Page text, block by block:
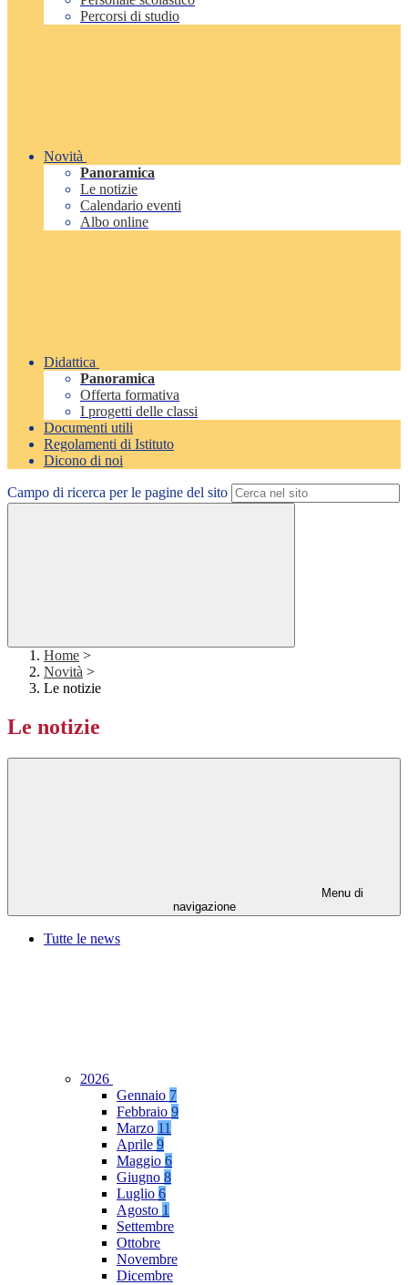
Percorsi di studio
Novità
Panoramica
Le notizie
Calendario eventi
Albo online
Didattica
Panoramica
Offerta formativa
I progetti delle classi
Documenti utili
Regolamenti di Istituto
Dicono di noi
Campo di ricerca per le pagine del sito
Home >
Novità >
Le notizie
Le notizie
Menu di
navigazione
Tutte le news
2026
Gennaio 7
Febbraio 9
Marzo 11
Aprile 9
Maggio 6
Giugno 8
Luglio 6
Agosto 1
Settembre
Ottobre
Novembre
Dicembre